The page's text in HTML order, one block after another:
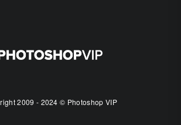
2009 - 2024 © Photoshop VIP